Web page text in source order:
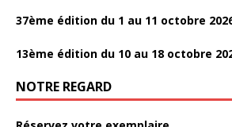
37ème édition du 1 au 11 octobre
13ème édition du 10 au 18 octobre
NOTRE REGARD